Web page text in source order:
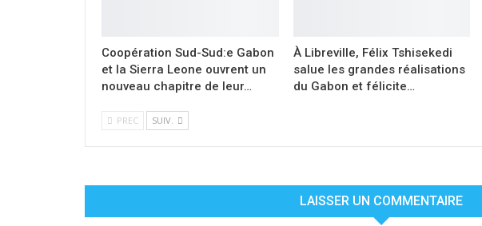
Coopération Sud-Sud:e Gabon
et la Sierra Leone ouvrent un
nouveau chapitre de leur…
À Libreville, Félix Tshisekedi
salue les grandes réalisations
du Gabon et félicite…
PREC SUIV.
LAISSER UN COMMENTAIRE